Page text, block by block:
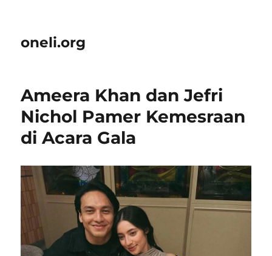
oneli.org
Ameera Khan dan Jefri
Nichol Pamer Kemesraan
di Acara Gala